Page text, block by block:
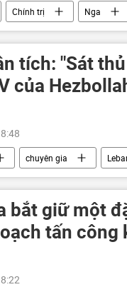
Chính trị Nga
thắng
Moskva
tích: "Sát
của
chuyên gia
Chính trị
bắt giữ một
tấn công